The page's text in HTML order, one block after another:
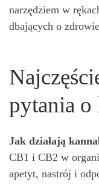
narzędziem w
dbających o
pytania
Jak działają
CB1 i CB2 w
apetyt, nastrój i